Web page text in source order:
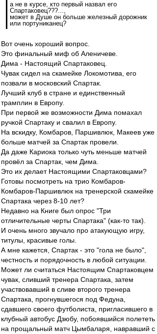
а не в курсе, кто первый назвал его
Спартаковец???...,
может в Душе он больше железный дорожник
или портуниканец?
Вот очень хороший вопрос.
Это финальный миф об Аленичеве.
Дима - Настоящий Спартаковец.
Чувак сидел на скамейке Локомотива, его
позвали в московский Спартак.
Лучший клуб в стране и единственный
трамплин в Европу.
При первой же возможности Дима помахал
ручкой Спартаку и свалил в Европу.
На вскидку, Комбаров, Паршивлюк, Макеев уже
больше матчей за Спартак провели.
Да даже Кариока только чуть меньше матчей
провёл за Спартак, чем Дима.
Это их делает Настоящими Спартаковцами?
Готовы посмотреть на трио Комбаров-
Комбаров-Паршивлюк на тренерской скамейке
Спартака через 8-10 лет?
Недавно на Книге был опрос "Три
отличительные черты Спартака" (как-то так).
И очень много звучало про атакующую игру,
титулы, красивые голы.
А мне кажется, Спартак - это "гола не было",
честность и порядочность в любой ситуации.
Может ли считаться Настоящим Спартаковцем
чувак, сливший тренера Спартака, затем
участвовавший в сливе второго тренера
Спартака, прогнувшегося под Федуна,
сдавшего своего футболиста, пригласившего в
клубный автобус Дзюбу, побоявшийся полететь
на прощальный матч Цымбаларя, навравший с